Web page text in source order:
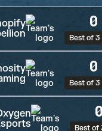
0
Best of 3
0
Best of 3
0
Best of